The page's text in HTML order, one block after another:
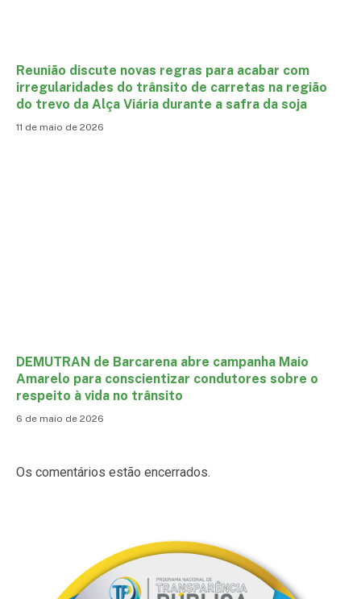
Reunião discute novas regras para acabar com
irregularidades do trânsito de carretas na região
do trevo da Alça Viária durante a safra da soja
11 de maio de 2026
DEMUTRAN de Barcarena abre campanha Maio
Amarelo para conscientizar condutores sobre o
respeito à vida no trânsito
6 de maio de 2026
Os comentários estão encerrados.